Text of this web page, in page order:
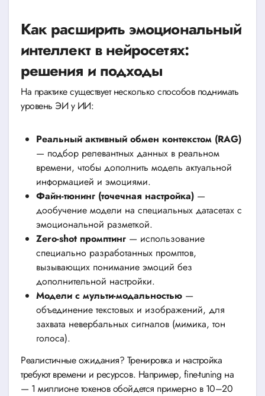
Как расширить эмоциональный
интеллект в нейросетях:
решения и подходы
На практике существует несколько способов поднимать
уровень ЭИ у ИИ:
Реальный активный обмен контекстом (RAG)
— подбор релевантных данных в реальном
времени, чтобы дополнить модель актуальной
информацией и эмоциями.
Файн-тюнинг (точечная настройка)—
дообучение модели на специальных датасетах с
эмоциональной разметкой.
Zero-shot промптинг— использование
специально разработанных промптов,
вызывающих понимание эмоций без
дополнительной настройки.
Модели с мульти-модальностью—
объединение текстовых и изображений, для
захвата невербальных сигналов (мимика, тон
голоса).
Реалистичные ожидания? Тренировка и настройка
требуют времени и ресурсов. Например, fine-tuning на
— 1 миллионе токенов обойдется примерно в 10–20